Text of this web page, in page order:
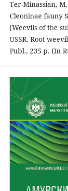
Ter-Minassian,
Cleoninae fauny
[Weevils of the
USSR. Root
Publ., 235 p. (In